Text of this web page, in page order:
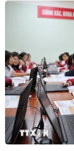
Bộ Y tế đề xuất
trong sửa đổi
Quảng Ninh
động vật
31/10
03/08/2026 11:31